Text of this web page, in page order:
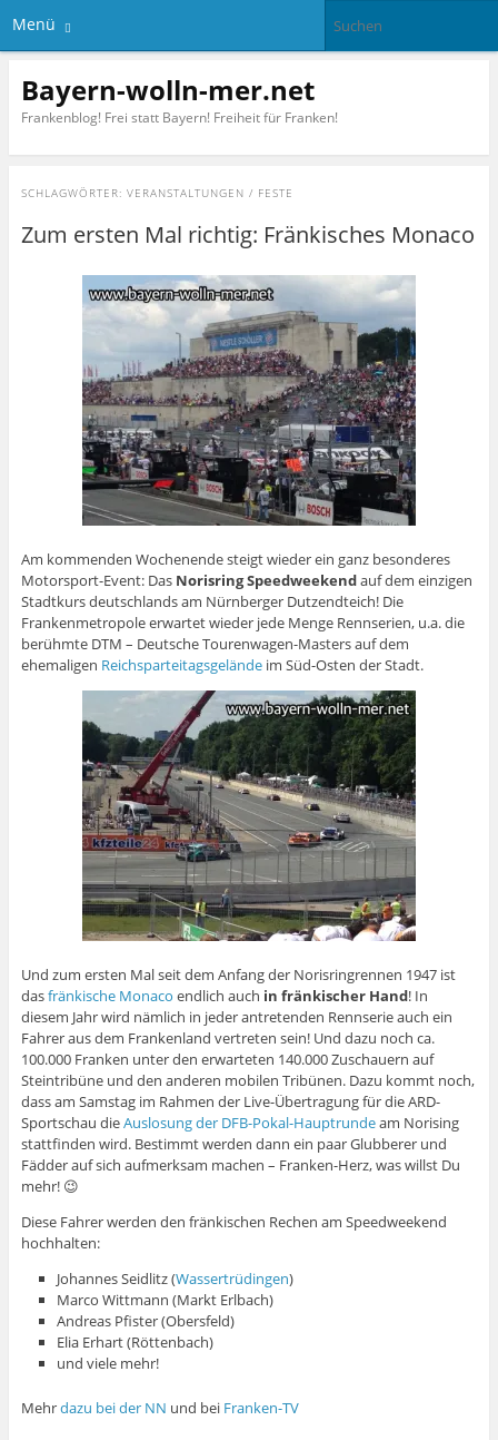
Menü
Bayern-wolln-mer.net
Frankenblog! Frei statt Bayern! Freiheit für Franken!
SCHLAGWÖRTER: VERANSTALTUNGEN / FESTE
Zum ersten Mal richtig: Fränkisches Monaco
Am kommenden Wochenende steigt wieder ein ganz besonderes
Motorsport-Event: Das Norisring Speedweekendauf dem einzigen
Stadtkurs deutschlands am Nürnberger Dutzendteich! Die
Frankenmetropole erwartet wieder jede Menge Rennserien, u.a. die
berühmte DTM – Deutsche Tourenwagen-Masters auf dem
ehemaligen Reichsparteitagsgeländeim Süd-Osten der Stadt.
Und zum ersten Mal seit dem Anfang der Norisringrennen 1947 ist
dasfränkische Monaco endlich auch in fränkischer Hand! In
diesem Jahr wird nämlich in jeder antretenden Rennserie auch ein
Fahrer aus dem Frankenland vertreten sein! Und dazu noch ca.
100.000 Franken unter den erwarteten 140.000 Zuschauern auf
Steintribüne und den anderen mobilen Tribünen. Dazu kommt noch,
dass am Samstag im Rahmen der Live-Übertragung für die ARD-
Sportschau dieAuslosung der DFB-Pokal-Hauptrundeam Norising
stattfinden wird. Bestimmt werden dann ein paar Glubberer und
Fädder auf sich aufmerksam machen – Franken-Herz, was willst Du
mehr! 😉
Diese Fahrer werden den fränkischen Rechen am Speedweekend
hochhalten:
Johannes Seidlitz (Wassertrüdingen)
Marco Wittmann (Markt Erlbach)
Andreas Pfister (Obersfeld)
Elia Erhart (Röttenbach)
und viele mehr!
Mehrdazu bei der NN und bei Franken-TV